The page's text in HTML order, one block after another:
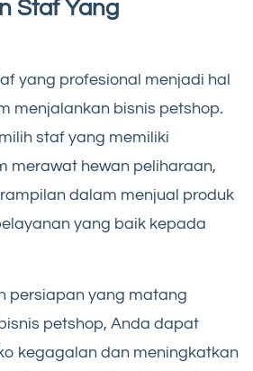
Staf Yang
yang profesional menjadi hal
menjalankan bisnis petshop.
staf yang memiliki
merawat hewan peliharaan,
dalam menjual produk
yang baik kepada
persiapan yang matang
petshop, Anda dapat
kegagalan dan meningkatkan